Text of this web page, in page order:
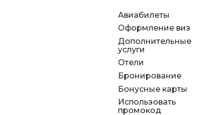
Авиабилеты
Оформление виз
Дополнительные
услуги
Отели
Бронирование
Бонусные карты
Использовать
промокод